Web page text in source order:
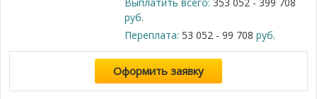
руб.
Переплата: 53 052 - 99 708 руб.
Оформить заявку